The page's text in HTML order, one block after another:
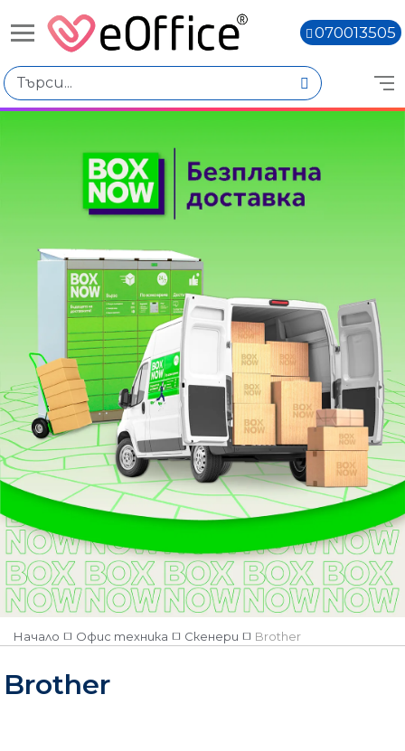
070013505
Избери по
Цена
€200.01 - €400.00
€800.04 - €1,000.03
Количество
Няма наличност
Начало Офис техника Скенери Brother
Brother